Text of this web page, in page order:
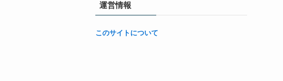
運営情報
このサイトについて